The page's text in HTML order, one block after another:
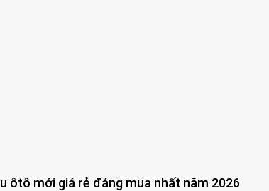
ôtô mới giá rẻ đáng mua nhất năm 2026